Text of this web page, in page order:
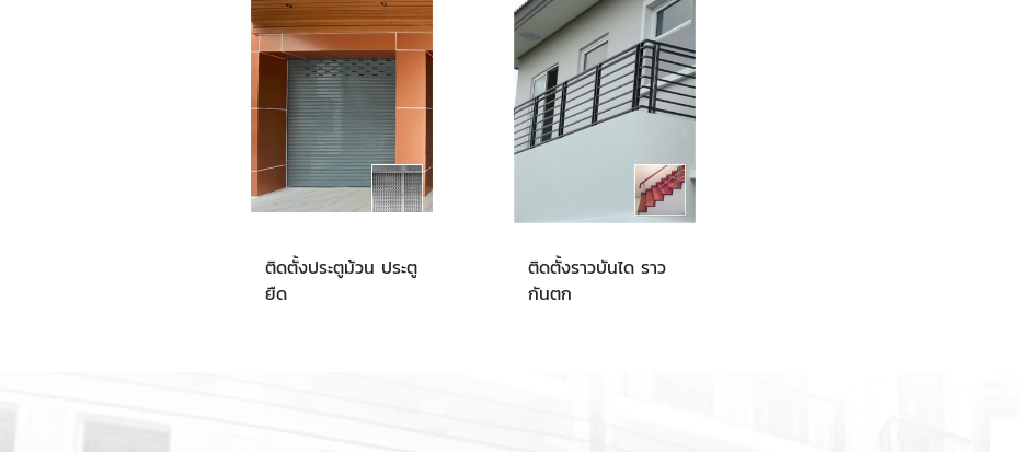
ติดตั้งประตูม้วน ประตู
ยืด
ติดตั้งราวบันได ราว
กันตก